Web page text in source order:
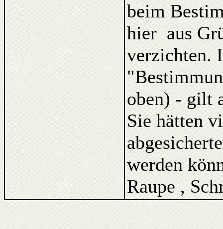
beim
hier aus
verzichten.
oben) - gilt
Sie hätten
werden
Raupe ,